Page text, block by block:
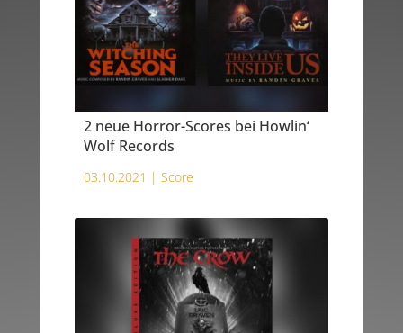
2 neue Horror-Scores bei Howlin‘
Wolf Records
03.10.2021 | Score